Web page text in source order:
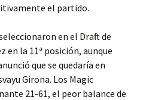
el partido.
en el Draft de
en la 11ª posición, aunque
que se quedaría en
Girona. Los Magic
21-61, el peor balance de